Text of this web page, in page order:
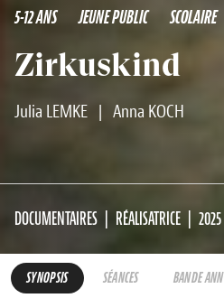
5-12 ANS JEUNE PUBLIC SCOLAIRE
Zirkuskind
Julia LEMKE | Anna KOCH
DOCUMENTAIRES RÉALISATRICE 2025
SYNOPSIS SÉANCES BANDE